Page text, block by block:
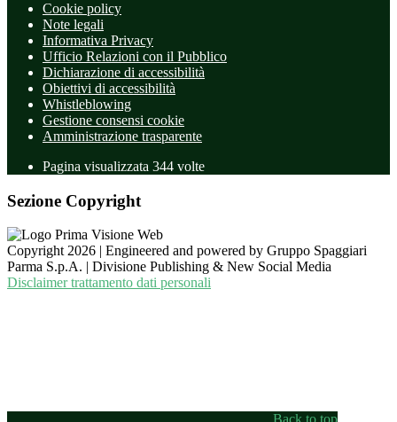
Cookie policy
Note legali
Informativa Privacy
Ufficio Relazioni con il Pubblico
Dichiarazione di accessibilità
Obiettivi di accessibilità
Whistleblowing
Gestione consensi cookie
Amministrazione trasparente
Pagina visualizzata 344 volte
Sezione Copyright
Copyright 2026 | Engineered and powered by Gruppo Spaggiari
Parma S.p.A. | Divisione Publishing & New Social Media
Disclaimer trattamento dati personali